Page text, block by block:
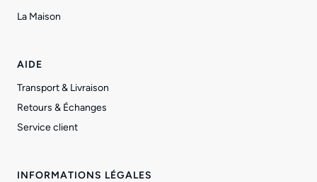
La Maison
AIDE
Transport & Livraison
Retours & Échanges
Service client
INFORMATIONS LÉGALES